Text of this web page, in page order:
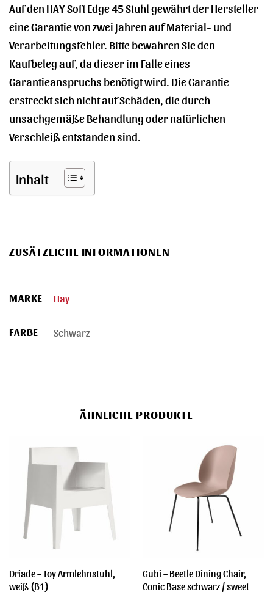
Auf den HAY Soft Edge 45 Stuhl gewährt der Hersteller
eine Garantie von zwei Jahren auf Material- und
Verarbeitungsfehler. Bitte bewahren Sie den
Kaufbeleg auf, da dieser im Falle eines
Garantieanspruchs benötigt wird. Die Garantie
erstreckt sich nicht auf Schäden, die durch
unsachgemäße Behandlung oder natürlichen
Verschleiß entstanden sind.
Inhalt
ZUSÄTZLICHE INFORMATIONEN
MARKE Hay
FARBE Schwarz
ÄHNLICHE PRODUKTE
Driade – Toy Armlehnstuhl,
weiß (B1)
Gubi – Beetle Dining Chair,
Conic Base schwarz / sweet